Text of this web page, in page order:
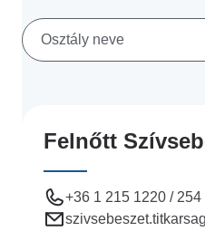
Felnőtt
+36 1 215 1220 /
szivsebeszet.titkarsag